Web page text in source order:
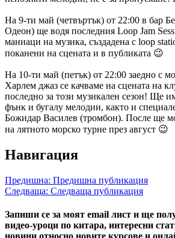
На 9-ти май (четвъртък) от 22:00 в бар
Одеон) ще водя последния Loop Jam
маниаци на музика, създадена с loop
поканени на сцената и в публиката 😉
На 10-ти май (петък) от 22:00 заедно с
Харлем джаз се качваме на сцената на
последно за този музикален сезон! Ще
фънк и бугалу мелодии, както и
Божидар Василев (тромбон). После ще
на лятното морско турне през август 😉
Навигация
Предишна: Предишна публикация
Следваща: Следваща публикация
Запиши се за моят email лист и ще
видео-уроци по китара, интересни
новини относно новите курсове и